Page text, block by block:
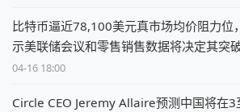
比特币逼近78,100美元真市场均价阻力位
示美联储会议和零售销售数据将决定其突
04-16 18:00
Circle CEO Jeremy Allaire预测中国将在3